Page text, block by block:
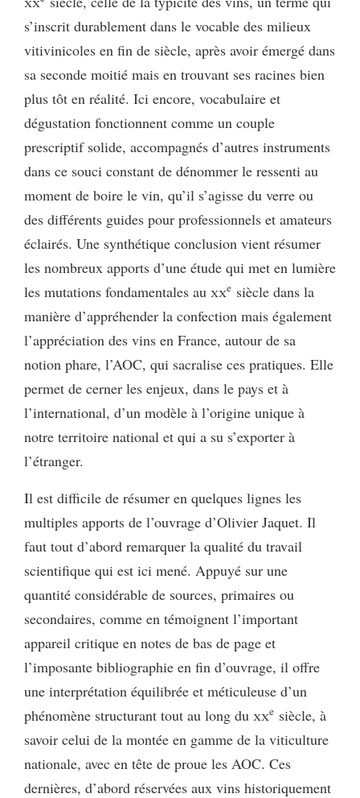
s’inscrit durablement dans le vocable des milieux
vitivinicoles en fin de siècle, après avoir émergé dans
sa seconde moitié mais en trouvant ses racines bien
plus tôt en réalité. Ici encore, vocabulaire et
dégustation fonctionnent comme un couple
prescriptif solide, accompagnés d’autres instruments
dans ce souci constant de dénommer le ressenti au
moment de boire le vin, qu’il s’agisse du verre ou
des différents guides pour professionnels et amateurs
éclairés. Une synthétique conclusion vient résumer
les nombreux apports d’une étude qui met en lumière
les mutations fondamentales au xxe siècle dans la
manière d’appréhender la confection mais également
l’appréciation des vins en France, autour de sa
notion phare, l’AOC, qui sacralise ces pratiques. Elle
permet de cerner les enjeux, dans le pays et à
l’international, d’un modèle à l’origine unique à
notre territoire national et qui a su s’exporter à
l’étranger.
Il est difficile de résumer en quelques lignes les
multiples apports de l’ouvrage d’Olivier Jaquet. Il
faut tout d’abord remarquer la qualité du travail
scientifique qui est ici mené. Appuyé sur une
quantité considérable de sources, primaires ou
secondaires, comme en témoignent l’important
appareil critique en notes de bas de page et
l’imposante bibliographie en fin d’ouvrage, il offre
une interprétation équilibrée et méticuleuse d’un
phénomène structurant tout au long du xxe siècle, à
savoir celui de la montée en gamme de la viticulture
nationale, avec en tête de proue les AOC. Ces
dernières, d’abord réservées aux vins historiquement